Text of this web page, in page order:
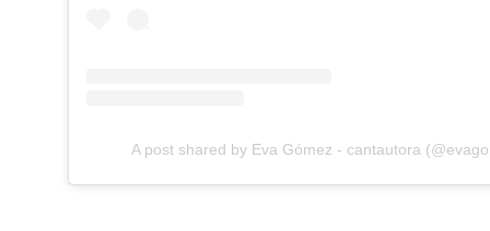
A post shared by Eva Gómez - cantautora